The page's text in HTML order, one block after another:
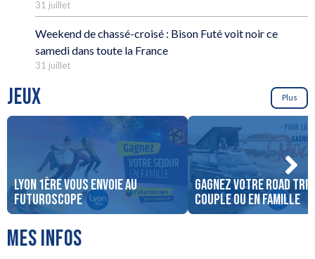
31 juillet
Weekend de chassé-croisé : Bison Futé voit noir ce
samedi dans toute la France
31 juillet
JEUX Plus
LYON 1ère vous envoie au
Futuroscope
Gagnez votre road
couple ou en famille
MES INFOS